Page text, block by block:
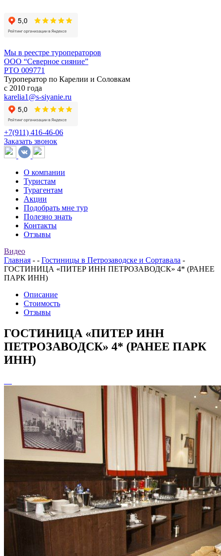
Мы в реестре туроператоров
ООО “Северное сияние”
РТО 009771
Туроператор по Карелии и Cоловкам
с 2010 года
karelia1@s-siyanie.ru
+7(911) 416-46-06
Заказать звонок
О компании
Туристам
Турагентам
Акции
Подобрать мне тур
Полезно знать
Контакты
Отзывы
Видео
Главная - - Гостиницы в Петрозаводске и Сортавала -
ГОСТИНИЦА «ПИТЕР ИНН ПЕТРОЗАВОДСК» 4* (РАНЕЕ
ПАРК ИНН)
Описание
Стоимость
Отзывы
ГОСТИНИЦА «ПИТЕР ИНН
ПЕТРОЗАВОДСК» 4* (РАНЕЕ ПАРК
ИНН)